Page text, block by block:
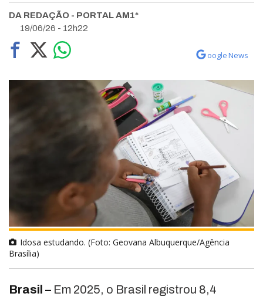
DA REDAÇÃO - PORTAL AM1*
19/06/26 - 12h22
oogle News
Idosa estudando. (Foto: Geovana Albuquerque/Agência
Brasília)
Brasil – Em 2025, o Brasil registrou 8,4